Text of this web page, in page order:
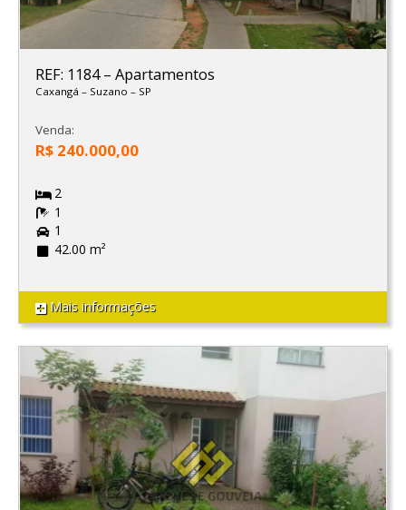
REF: 1184– Apartamentos
Caxangá – Suzano – SP
Venda:
R$ 240.000,00
2
1
1
42.00 m²
Mais informações